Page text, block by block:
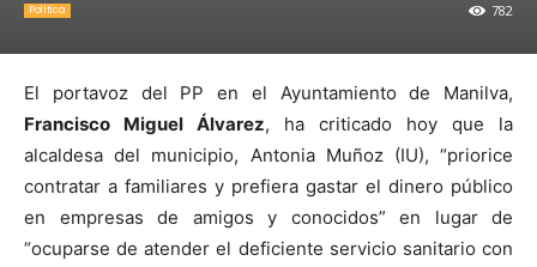
782
Política
El portavoz del PP en el Ayuntamiento de Manilva,
Francisco Miguel Álvarez, ha criticado hoy que la
alcaldesa del municipio, Antonia Muñoz (IU), “priorice
contratar a familiares y prefiera gastar el dinero público
en empresas de amigos y conocidos” en lugar de
“ocuparse de atender el deficiente servicio sanitario con